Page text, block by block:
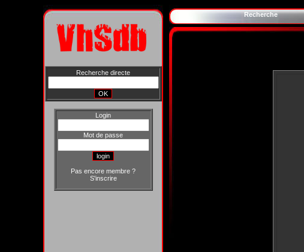
Recherche directe
Login
Mot de passe
Pas encore membre ?
S'inscrire
Recherche